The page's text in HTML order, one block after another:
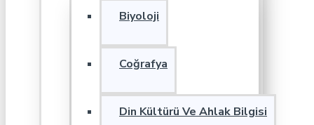
Biyoloji
Coğrafya
Din Kültürü Ve Ahlak Bilgisi